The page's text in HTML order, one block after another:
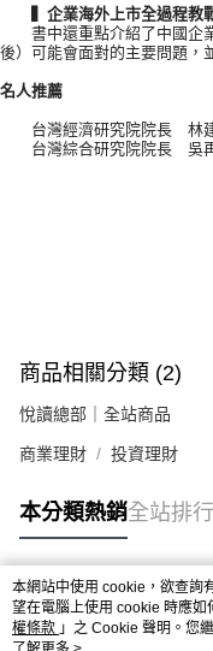
▍企業海外上市全過程教
書中還重點介紹了中國企業
後）可能會面對的主要問題，
名人推薦
台灣經濟研究院院長 林
台灣綜合研究院院長 吳
商品相關分類 (2)
悅讀總部｜全站商品
商業理財 投資理財
本分類熱銷全站排行
熱門標籤
本網站中使用 cookie，欲查詢
望在電腦上使用 cookie 時應
權條款 」之 Cookie 聲明。您